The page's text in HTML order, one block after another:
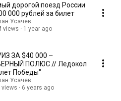
дорогой поезд России
000 рублей за билет
Усачев
views
1 year ago
ЗА $40 000 –
ПОЛЮС // Ледокол
Победы"
Усачев
views
6 years ago